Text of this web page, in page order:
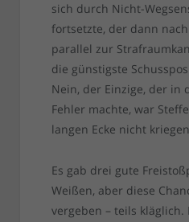
sich durch Nicht-
fortsetzte, der dann
parallel zur
die günstigste
Nein, der Einzige, der in
Fehler machte, war
langen Ecke nicht
Es gab drei gute
Weißen, aber diese
vergeben – teils kläglich.